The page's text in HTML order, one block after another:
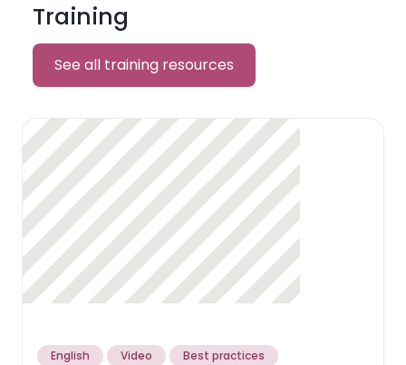
Training
See all training resources
English Video
Best practices